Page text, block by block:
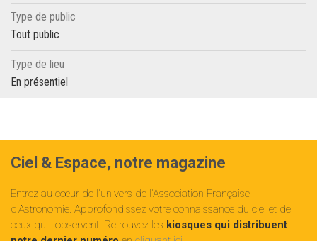
Type de public
Tout public
Type de lieu
En présentiel
Ciel & Espace, notre magazine
Entrez au cœur de l'univers de l'Association Française
d'Astronomie. Approfondissez votre connaissance du ciel et de
ceux qui l'observent. Retrouvez les kiosques qui distribuent